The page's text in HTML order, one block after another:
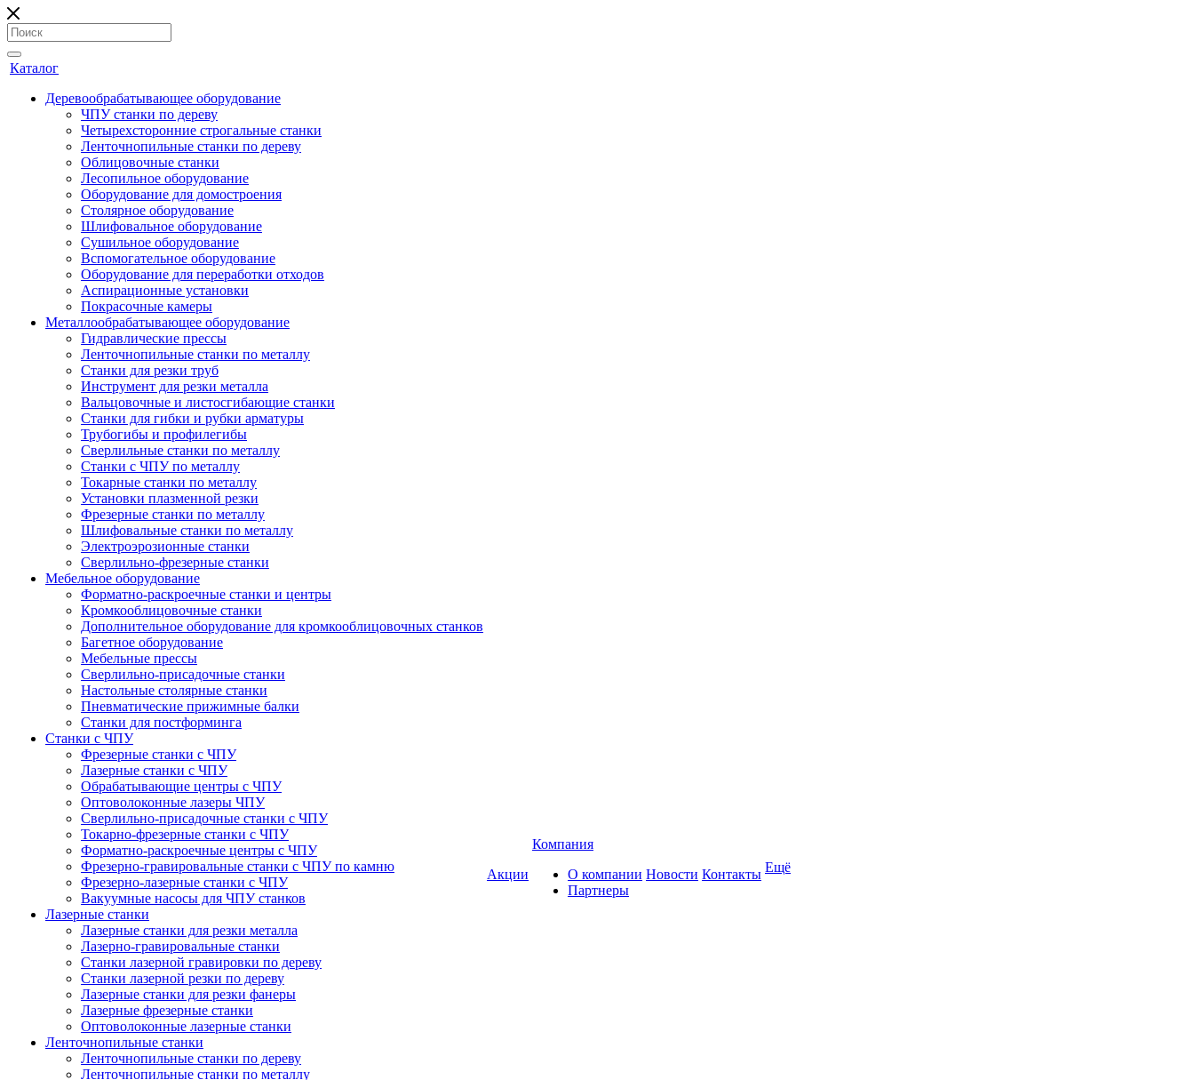
Каталог
Деревообрабатывающее оборудование
ЧПУ станки по дереву
Четырехсторонние строгальные станки
Ленточнопильные станки по дереву
Облицовочные станки
Лесопильное оборудование
Оборудование для домостроения
Столярное оборудование
Шлифовальное оборудование
Сушильное оборудование
Вспомогательное оборудование
Оборудование для переработки отходов
Аспирационные установки
Покрасочные камеры
Металлообрабатывающее оборудование
Гидравлические прессы
Ленточнопильные станки по металлу
Станки для резки труб
Инструмент для резки металла
Вальцовочные и листосгибающие станки
Станки для гибки и рубки арматуры
Трубогибы и профилегибы
Сверлильные станки по металлу
Станки с ЧПУ по металлу
Токарные станки по металлу
Установки плазменной резки
Фрезерные станки по металлу
Шлифовальные станки по металлу
Электроэрозионные станки
Сверлильно-фрезерные станки
Мебельное оборудование
Форматно-раскроечные станки и центры
Кромкооблицовочные станки
Дополнительное оборудование для кромкооблицовочных станков
Багетное оборудование
Мебельные прессы
Сверлильно-присадочные станки
Настольные столярные станки
Пневматические прижимные балки
Станки для постформинга
Станки с ЧПУ
Фрезерные станки с ЧПУ
Лазерные станки с ЧПУ
Обрабатывающие центры с ЧПУ
Оптоволоконные лазеры ЧПУ
Сверлильно-присадочные станки с ЧПУ
Токарно-фрезерные станки с ЧПУ
Форматно-раскроечные центры с ЧПУ
Фрезерно-гравировальные станки с ЧПУ по камню
Фрезерно-лазерные станки с ЧПУ
Вакуумные насосы для ЧПУ станков
Лазерные станки
Лазерные станки для резки металла
Лазерно-гравировальные станки
Станки лазерной гравировки по дереву
Станки лазерной резки по дереву
Лазерные станки для резки фанеры
Лазерные фрезерные станки
Оптоволоконные лазерные станки
Ленточнопильные станки
Ленточнопильные станки по дереву
Ленточнопильные станки по металлу
Акции
Компания
О компании
Партнеры
Новости Контакты Ещё